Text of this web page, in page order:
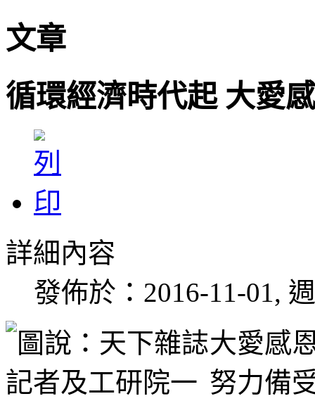
文章
循環經濟時代起 大愛
詳細內容
發佈於：2016-11-01,
大愛感
努力備